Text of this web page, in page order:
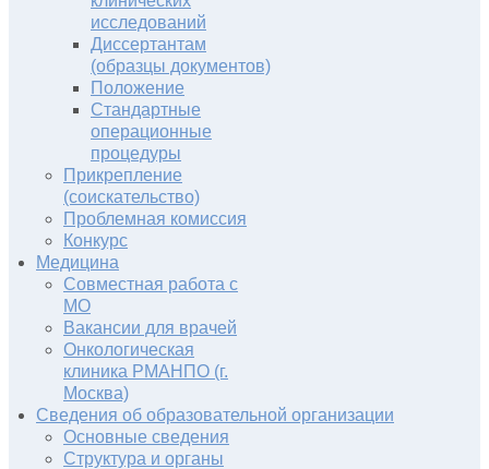
исследований
Диссертантам
(образцы документов)
Положение
Стандартные
операционные
процедуры
Прикрепление
(соискательство)
Проблемная комиссия
Конкурс
Медицина
Совместная работа с
МО
Вакансии для врачей
Онкологическая
клиника РМАНПО (г.
Москва)
Сведения об образовательной организации
Основные сведения
Структура и органы